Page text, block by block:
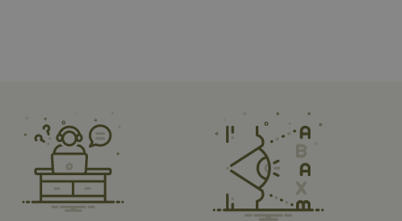
küpsiste
selleks, et Cookie-